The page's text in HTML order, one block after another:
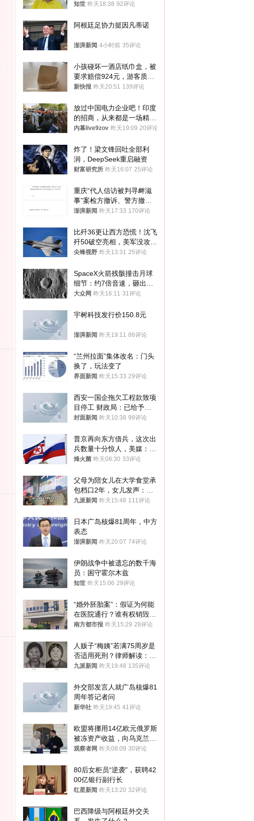
知世 昨天18:38 92评论
阿根廷足协力挺因凡蒂诺
澎湃新闻 4小时前 35评论
小孩碰坏一酒店纸巾盒，被
要求赔偿924元，游客质疑
酒店房客物品超高标价，市
新快报 昨天20:51 139评论
放过中国电力企业吧！印度
的招商，从来都是一场精准
收割
内幕live9zov 昨天19:09 20评论
炸了！梁文锋回吐全部利
润，DeepSeek重启融资
财富研究所 昨天16:07 25评论
重庆“代人信访被判寻衅滋
事”案检方撤诉、警方撤
案，两被告人获国赔
澎湃新闻 昨天17:33 170评论
比歼36更让西方恐慌！沈飞
歼50破空亮相，美军没攻克
的技术被拿下
尖锋视野 昨天13:31 25评论
SpaceX火箭残骸撞击月球
细节：约7倍音速，砸出直
径约30米撞击坑
大众网 昨天16:11 31评论
宇树科技发行价150.8元
澎湃新闻 昨天19:11 86评论
“兰州拉面”集体改名：门头
换了，玩法变了
界面新闻 昨天15:33 29评论
西安一国企拖欠工程款致项
目停工 财政局：已给予处
分，正督促整改
封面新闻 昨天10:38 99评论
普京再向东方借兵，这次出
兵数量十分惊人，美媒：俄
朝要动真格？
烽火菌 昨天08:30 33评论
父母为陪女儿在大学食堂承
包档口2年，女儿发声：初
衷是为了陪伴，毕业后将不
九派新闻 昨天15:48 111评论
日本广岛核爆81周年，中方
表态
澎湃新闻 昨天20:07 74评论
伊朗战争中被遗忘的数千海
员：困守霍尔木兹
知世 昨天15:06 29评论
“婚外胚胎案”：假证为何能
在医院通行？谁有权销毁胚
胎？
南方都市报 昨天15:29 28评论
人贩子“梅姨”若满75周岁是
否适用死刑？律师解读：很
大概率不会被判处死刑
九派新闻 昨天19:48 135评论
外交部发言人就广岛核爆81
周年答记者问
新华社 昨天19:45 41评论
欧盟将挪用14亿欧元俄罗斯
被冻资产收益，向乌克兰提
供援助
观察者网 昨天08:09 30评论
80后女柜员“逆袭”，获聘42
00亿银行副行长
红星新闻 昨天13:20 32评论
巴西降级与阿根廷外交关